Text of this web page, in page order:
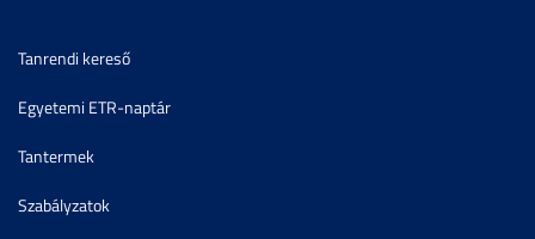
Tanrendi kereső
Egyetemi ETR-naptár
Tantermek
Szabályzatok